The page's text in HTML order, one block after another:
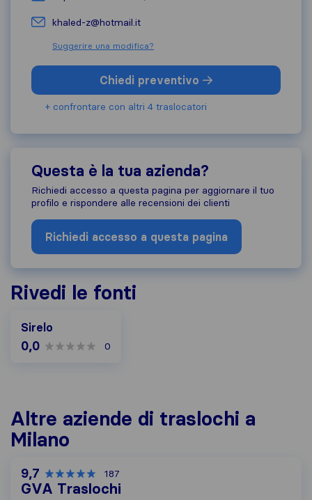
khaled-z@hotmail.it
Suggerire una modifica?
Chiedi preventivo
+ confrontare con altri 4 traslocatori
Questa è la tua azienda?
Richiedi accesso a questa pagina per aggiornare il tuo
profilo e rispondere alle recensioni dei clienti
Richiedi accesso a questa pagina
Rivedi le fonti
Sirelo
0,0 0
Altre aziende di traslochi a
Milano
9,7 187
GVA Traslochi